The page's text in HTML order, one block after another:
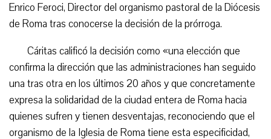
Enrico Feroci, Director del organismo pastoral de la Diócesis
de Roma tras conocerse la decisión de la prórroga.
Cáritas calificó la decisión como «una elección que
confirma la dirección que las administraciones han seguido
una tras otra en los últimos 20 años y que concretamente
expresa la solidaridad de la ciudad entera de Roma hacia
quienes sufren y tienen desventajas, reconociendo que el
organismo de la Iglesia de Roma tiene esta especificidad,